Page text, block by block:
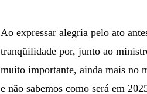
Ao expressar alegria pelo ato
tranqüilidade por, junto ao
muito importante, ainda mais no
e não sabemos como será em